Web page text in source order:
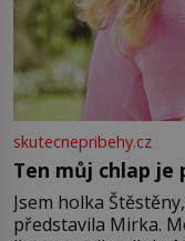
skutecnepribehy.cz
Ten můj chlap je
Jsem holka
představila Mirka.